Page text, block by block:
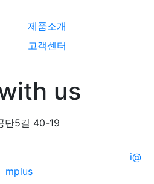
제품소개
고객센터
us
단5길 40-19
i@
mplus